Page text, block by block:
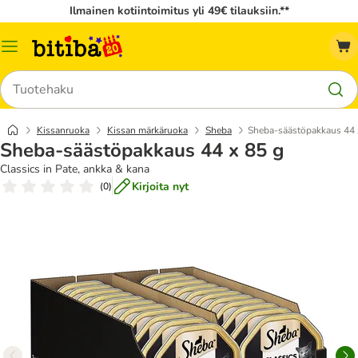
Ilmainen kotiintoimitus yli 49€ tilauksiin.**
Katalogivalikko
Hae
Kissanruoka Kissan märkäruoka Sheba Sheba-säästöpakkaus 44
Sheba-säästöpakkaus 44 x 85 g
Classics in Pate, ankka & kana
(0) Kirjoita nyt